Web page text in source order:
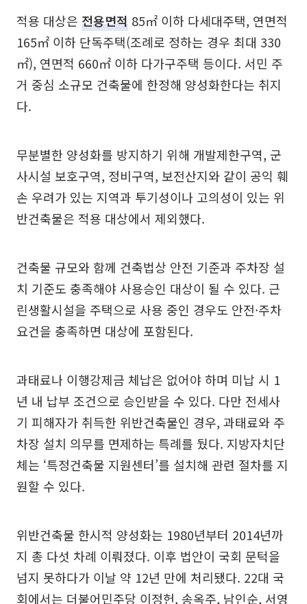
적용 대상은 전용면적 85㎡ 이하 다세대주택, 연면적
165㎡ 이하 단독주택(조례로 정하는 경우 최대 330
㎡), 연면적 660㎡ 이하 다가구주택 등이다. 서민 주
거 중심 소규모 건축물에 한정해 양성화한다는 취지
다.
무분별한 양성화를 방지하기 위해 개발제한구역, 군
사시설 보호구역, 정비구역, 보전산지와 같이 공익 훼
손 우려가 있는 지역과 투기성이나 고의성이 있는 위
반건축물은 적용 대상에서 제외했다.
건축물 규모와 함께 건축법상 안전 기준과 주차장 설
치 기준도 충족해야 사용승인 대상이 될 수 있다. 근
린생활시설을 주택으로 사용 중인 경우도 안전·주차
요건을 충족하면 대상에 포함된다.
과태료나 이행강제금 체납은 없어야 하며 미납 시 1
년 내 납부 조건으로 승인받을 수 있다. 다만 전세사
기 피해자가 취득한 위반건축물인 경우, 과태료와 주
차장 설치 의무를 면제하는 특례를 뒀다. 지방자치단
체는 ‘특정건축물 지원센터’를 설치해 관련 절차를 지
원할 수 있다.
위반건축물 한시적 양성화는 1980년부터 2014년까
지 총 다섯 차례 이뤄졌다. 이후 법안이 국회 문턱을
넘지 못하다가 이날 약 12년 만에 처리됐다. 22대 국
회에서는 더불어민주당 이정헌, 송옥주, 남인순, 서영